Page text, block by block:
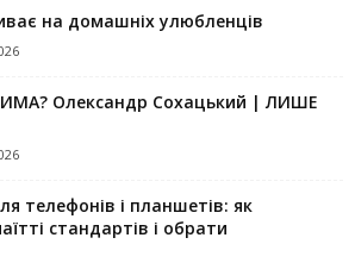
на домашніх улюбленців
Олександр Сохацький | ЛИШЕ
телефонів і планшетів: як
стандартів і обрати